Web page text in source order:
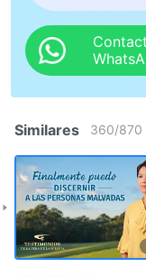
Similares 360/870